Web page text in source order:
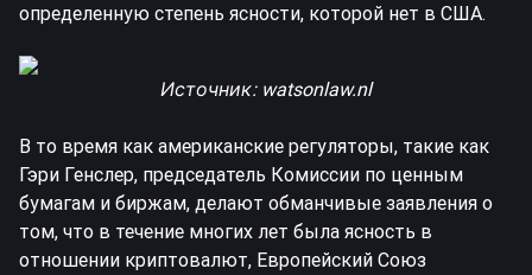
определенную степень ясности, которой нет в США.
Источник: watsonlaw.nl
В то время как американские регуляторы, такие как
Гэри Генслер, председатель Комиссии по ценным
бумагам и биржам, делают обманчивые заявления о
том, что в течение многих лет была ясность в
отношении криптовалют, Европейский Союз